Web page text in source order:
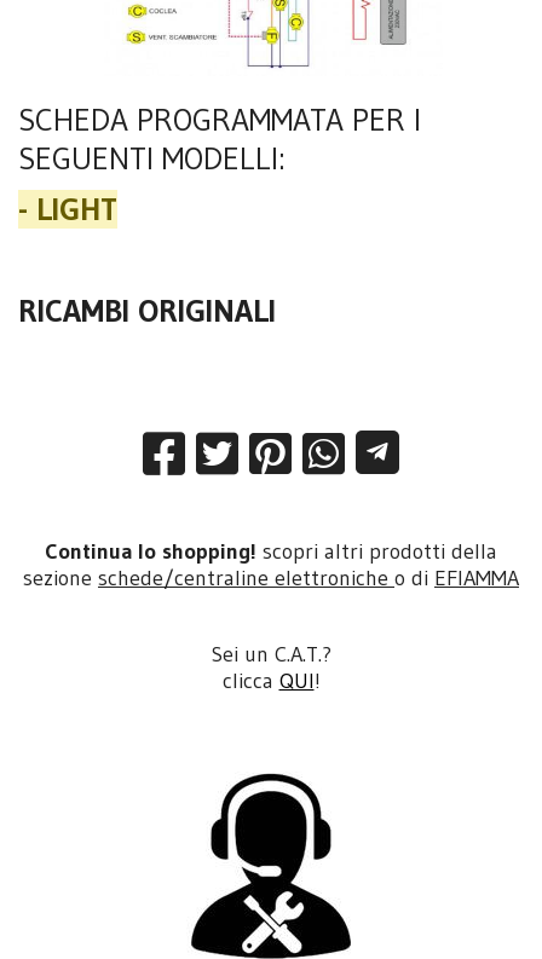
SCHEDA PROGRAMMATA PER I
SEGUENTI MODELLI:
- LIGHT
RICAMBI ORIGINALI
Continua lo shopping! scopri altri prodotti della
sezione schede/centraline elettroniche o di EFIAMMA
Sei un C.A.T.?
clicca QUI!